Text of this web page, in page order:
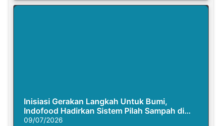
Inisiasi Gerakan Langkah Untuk Bumi,
Indofood Hadirkan Sistem Pilah Sampah di
Semasa Piknik
09/07/2026